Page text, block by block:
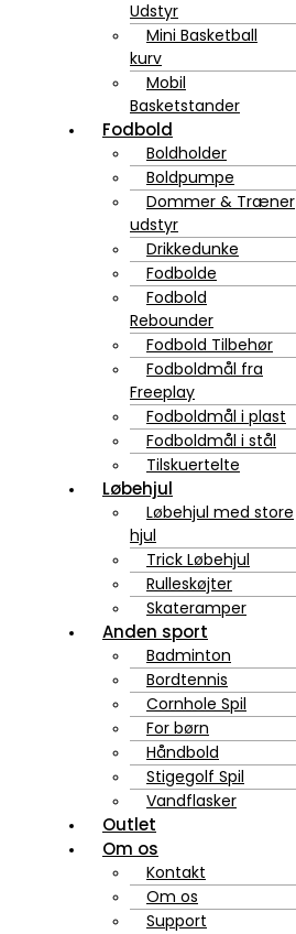
Udstyr
Mini Basketball
kurv
Mobil
Basketstander
Fodbold
Boldholder
Boldpumpe
Dommer & Træner
udstyr
Drikkedunke
Fodbolde
Fodbold
Rebounder
Fodbold Tilbehør
Fodboldmål fra
Freeplay
Fodboldmål i plast
Fodboldmål i stål
Tilskuertelte
Løbehjul
Løbehjul med store
hjul
Trick Løbehjul
Rulleskøjter
Skateramper
Anden sport
Badminton
Bordtennis
Cornhole Spil
For børn
Håndbold
Stigegolf Spil
Vandflasker
Outlet
Om os
Kontakt
Om os
Support